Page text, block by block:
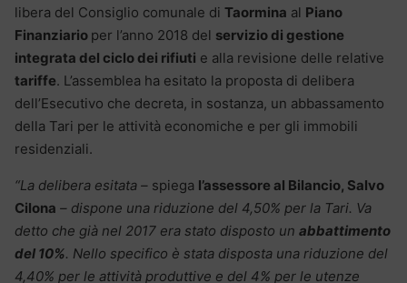
libera del Consiglio comunale di Taormina al Piano
Finanziario per l’anno 2018 del servizio di gestione
integrata del ciclo dei rifiuti e alla revisione delle relative
tariffe. L’assemblea ha esitato la proposta di delibera
dell’Esecutivo che decreta, in sostanza, un abbassamento
della Tari per le attività economiche e per gli immobili
residenziali.
“La delibera esitata – spiega l’assessore al Bilancio, Salvo
Cilona – dispone una riduzione del 4,50% per la Tari. Va
detto che già nel 2017 era stato disposto un abbattimento
del 10%. Nello specifico è stata disposta una riduzione del
4,40% per le attività produttive e del 4% per le utenze